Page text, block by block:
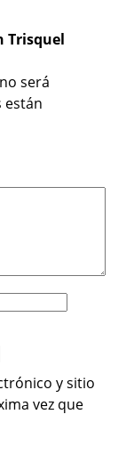
Trisquel
será
están
y sitio
vez que